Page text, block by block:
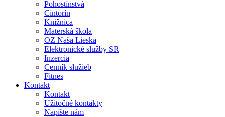
Pohostinstvá
Cintorín
Knižnica
Materská škola
OZ Naša Lieska
Elektronické služby SR
Inzercia
Cenník služieb
Fitnes
Kontakt
Kontakt
Užitočné kontakty
Napíšte nám